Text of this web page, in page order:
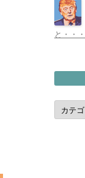
と・・・
カ
テ
ゴ